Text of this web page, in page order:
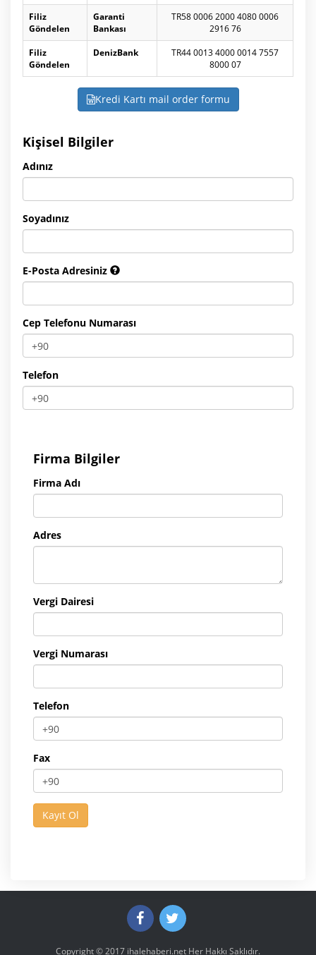
Filiz
Göndelen
Garanti
Bankası
TR58 0006 2000 4080 0006
2916 76
Filiz
Göndelen
DenizBank
TR44 0013 4000 0014 7557
8000 07
Kredi Kartı mail order formu
Kişisel Bilgiler
Adınız
Soyadınız
E-Posta Adresiniz
Cep Telefonu Numarası
Telefon
Firma Bilgiler
Firma Adı
Adres
Vergi Dairesi
Vergi Numarası
Telefon
Fax
Copyright © 2017 ihalehaberi.net Her Hakkı Saklıdır.